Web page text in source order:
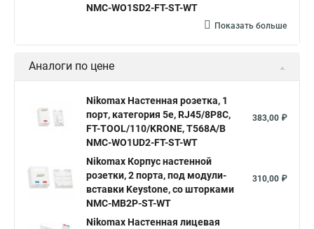
NMC-WO1SD2-FT-ST-WT
Показать больше
Аналоги по цене
Nikomax Настенная розетка, 1
порт, категория 5е, RJ45/8P8C,
FT-TOOL/110/KRONE, T568A/B
NMC-WO1UD2-FT-ST-WT
383,00 ₽
Nikomax Корпус настенной
розетки, 2 порта, под модули-
вставки Keystone, со шторками
NMC-MB2P-ST-WT
310,00 ₽
Nikomax Настенная лицевая